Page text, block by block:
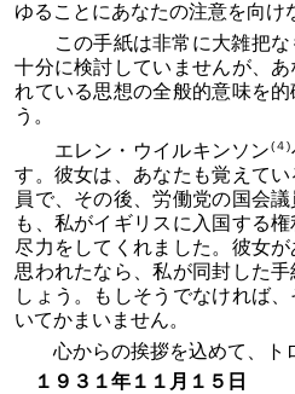
ゆることにあなたの注意を向け
この手紙は非常に大雑把な
十分に検討していませんが、
れている思想の全般的意味を
う。
エレン・ウイルキンソン(４)
す。彼女は、あなたも覚えて
員で、その後、労働党の国会
も、私がイギリスに入国する
尽力をしてくれました。彼女
思われたなら、私が同封した
しょう。もしそうでなければ
いてかまいません。
心からの挨拶を込めて、ト
１９３１年１１月１５日